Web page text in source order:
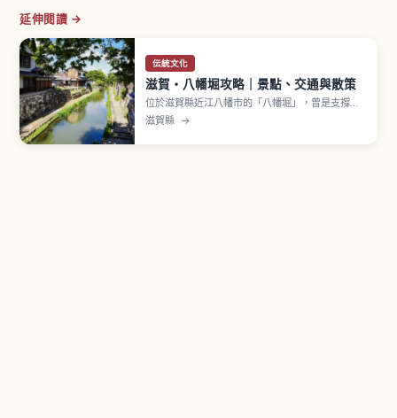
延伸閱讀 →
伝統文化
滋賀・八幡堀攻略｜景點、交通與散策
位於滋賀縣近江八幡市的「八幡堀」，曾是支撐近
江商人物流的重要水路，如今保留石砌河岸與町家
與電影的熱門拍攝地。文章將介紹前往方式、乘坐
滋賀縣 →